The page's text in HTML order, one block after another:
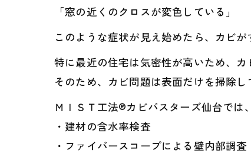
「窓の近くのクロスが変色している」
このような症状が見え始めたら、カビ
特に最近の住宅は気密性が高いため、
そのため、カビ問題は表面だけを掃除
ＭＩＳＴ工法®カビバスターズ仙台では、
・建材の含水率検査
・ファイバースコープによる壁内部調査